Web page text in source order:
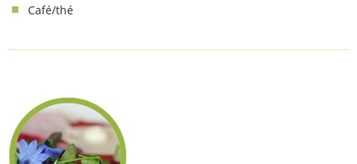
Café/thé